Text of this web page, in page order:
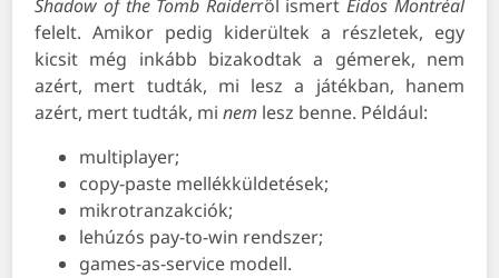
Shadow of the Tomb Raiderről ismertEidos Montréal
felelt. Amikor pedig kiderültek a részletek, egy
kicsit még inkább bizakodtak a gémerek, nem
azért, mert tudták, mi lesz a játékban, hanem
azért, mert tudták, minem lesz benne. Például:
multiplayer;
copy-paste mellékküldetések;
mikrotranzakciók;
lehúzós pay-to-win rendszer;
games-as-service modell.